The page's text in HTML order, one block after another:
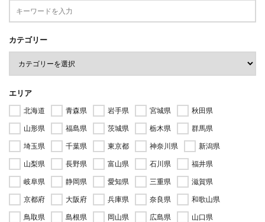
カテゴリー
エリア
北海道 青森県 岩手県 宮城県
秋田県
山形県
福島県 茨城県 栃木県
群馬県
埼玉県
千葉県 東京都 神奈川県
新潟県
山梨県
長野県 富山県 石川県
福井県
岐阜県
静岡県 愛知県 三重県
滋賀県
京都府
大阪府 兵庫県 奈良県
和歌山県
鳥取県
島根県 岡山県 広島県
山口県